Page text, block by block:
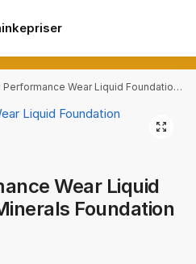
Wear Liquid Foundation bareMinerals Foundation
Wear Liquid
Foundation